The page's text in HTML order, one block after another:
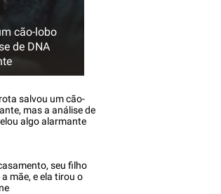
cão-lobo
de DNA
salvou um cão-
mas a análise de
algo alarmante
seu filho
mãe, e ela tirou o